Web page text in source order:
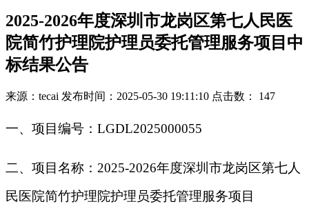
2025-2026年度深圳市龙岗区第七人民医
院简竹护理院护理员委托管理服务项目中
标结果公告
来源：tecai 发布时间：2025-05-30 19:11:10 点击数： 147
一、项目编号：LGDL2025000055
二、项目名称：2025-2026年度深圳市龙岗区第七人
民医院简竹护理院护理员委托管理服务项目